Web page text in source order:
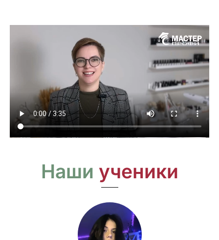
Наши ученики